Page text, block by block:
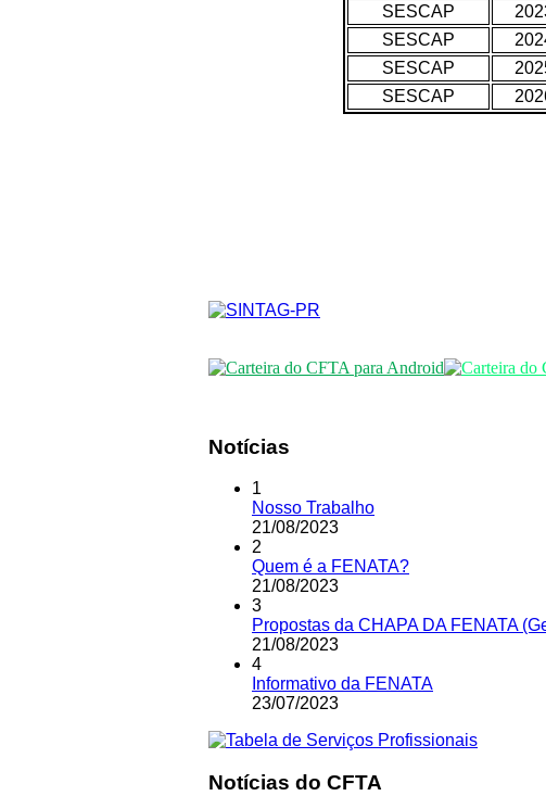
SESCAP
SESCAP
SESCAP
SESCAP
Notícias
1
Nosso Trabalho
21/08/2023
2
Quem é a FENATA?
21/08/2023
3
Propostas da CHAPA DA FENATA
21/08/2023
4
Informativo da FENATA
23/07/2023
Notícias do CFTA